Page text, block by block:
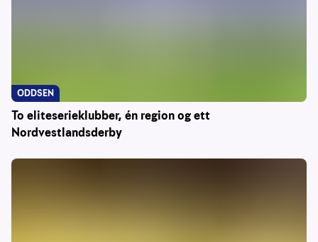
To eliteserieklubber, én region og ett
Nordvestlandsderby
ODDSEN